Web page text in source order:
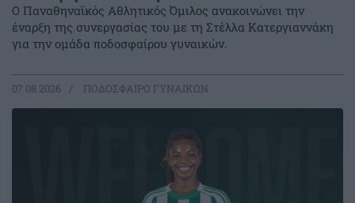
Ο Παναθηναϊκός Αθλητικός Όμιλος ανακοινώνει την
έναρξη της συνεργασίας του με τη Στέλλα Κατεργιαννάκη
για την ομάδα ποδοσφαίρου γυναικών.
07.08.2026 ΠΟΔΟΣΦΑΙΡΟ ΓΥΝΑΙΚΩΝ